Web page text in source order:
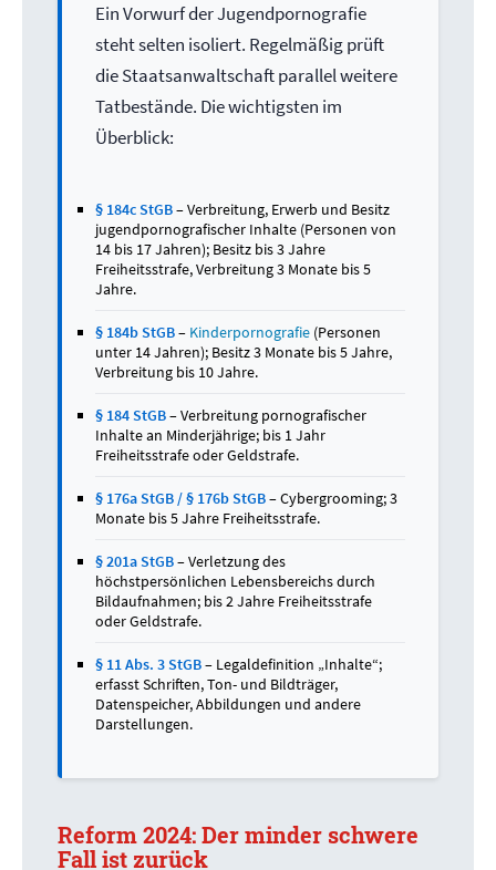
Ein Vorwurf der Jugendpornografie
steht selten isoliert. Regelmäßig prüft
die Staatsanwaltschaft parallel weitere
Tatbestände. Die wichtigsten im
Überblick:
§ 184c StGB– Verbreitung, Erwerb und Besitz
jugendpornografischer Inhalte (Personen von
14 bis 17 Jahren); Besitz bis 3 Jahre
Freiheitsstrafe, Verbreitung 3 Monate bis 5
Jahre.
§ 184b StGB– Kinderpornografie (Personen
unter 14 Jahren); Besitz 3 Monate bis 5 Jahre,
Verbreitung bis 10 Jahre.
§ 184 StGB– Verbreitung pornografischer
Inhalte an Minderjährige; bis 1 Jahr
Freiheitsstrafe oder Geldstrafe.
§ 176a StGB/§ 176b StGB– Cybergrooming; 3
Monate bis 5 Jahre Freiheitsstrafe.
§ 201a StGB– Verletzung des
höchstpersönlichen Lebensbereichs durch
Bildaufnahmen; bis 2 Jahre Freiheitsstrafe
oder Geldstrafe.
§ 11 Abs. 3 StGB– Legaldefinition „Inhalte“;
erfasst Schriften, Ton- und Bildträger,
Datenspeicher, Abbildungen und andere
Darstellungen.
Reform 2024: Der minder schwere
Fall ist zurück